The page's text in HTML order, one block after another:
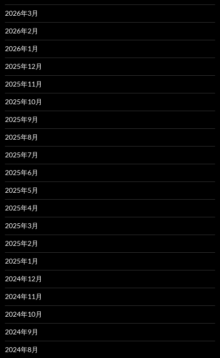
2026年3月
2026年2月
2026年1月
2025年12月
2025年11月
2025年10月
2025年9月
2025年8月
2025年7月
2025年6月
2025年5月
2025年4月
2025年3月
2025年2月
2025年1月
2024年12月
2024年11月
2024年10月
2024年9月
2024年8月